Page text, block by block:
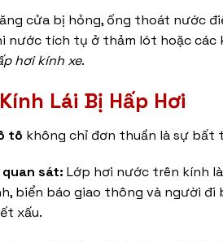
cửa bị hỏng, ống thoát nước
nước tích tụ ở thảm lót hoặc các
hơi kính xe.
Kính Lái Bị Hấp Hơi
tô không chỉ đơn thuần là sự bất
quan sát: Lớp hơi nước trên kính
biển báo giao thông và người đi
xấu.